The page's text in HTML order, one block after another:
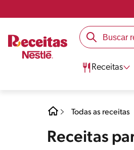
Receitas
Todas as receitas
Receitas